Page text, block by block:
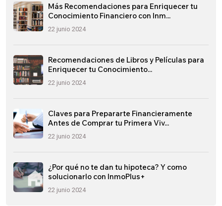
Más Recomendaciones para Enriquecer tu
Conocimiento Financiero con Inm...
22 junio 2024
Recomendaciones de Libros y Películas para
Enriquecer tu Conocimiento...
22 junio 2024
Claves para Prepararte Financieramente
Antes de Comprar tu Primera Viv...
22 junio 2024
¿Por qué no te dan tu hipoteca? Y como
solucionarlo con InmoPlus+
22 junio 2024